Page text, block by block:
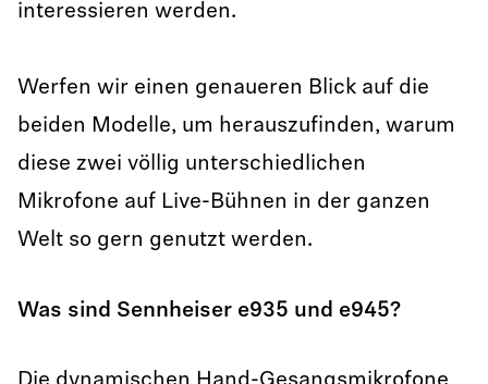
interessieren werden.
Werfen wir einen genaueren Blick auf die
beiden Modelle, um herauszufinden, warum
diese zwei völlig unterschiedlichen
Mikrofone auf Live-Bühnen in der ganzen
Welt so gern genutzt werden.
Was sind Sennheiser e935 und e945?